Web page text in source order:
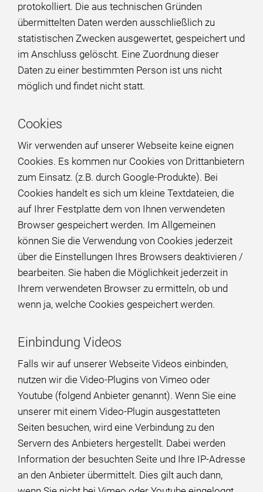
protokolliert. Die aus technischen Gründen
übermittelten Daten werden ausschließlich zu
statistischen Zwecken ausgewertet, gespeichert und
im Anschluss gelöscht. Eine Zuordnung dieser
Daten zu einer bestimmten Person ist uns nicht
möglich und findet nicht statt.
Cookies
Wir verwenden auf unserer Webseite keine eignen
Cookies. Es kommen nur Cookies von Drittanbietern
zum Einsatz. (z.B. durch Google-Produkte). Bei
Cookies handelt es sich um kleine Textdateien, die
auf Ihrer Festplatte dem von Ihnen verwendeten
Browser gespeichert werden. Im Allgemeinen
können Sie die Verwendung von Cookies jederzeit
über die Einstellungen Ihres Browsers deaktivieren /
bearbeiten. Sie haben die Möglichkeit jederzeit in
Ihrem verwendeten Browser zu ermitteln, ob und
wenn ja, welche Cookies gespeichert werden.
Einbindung Videos
Falls wir auf unserer Webseite Videos einbinden,
nutzen wir die Video-Plugins von Vimeo oder
Youtube (folgend Anbieter genannt). Wenn Sie eine
unserer mit einem Video-Plugin ausgestatteten
Seiten besuchen, wird eine Verbindung zu den
Servern des Anbieters hergestellt. Dabei werden
Information der besuchten Seite und Ihre IP-Adresse
an den Anbieter übermittelt. Dies gilt auch dann,